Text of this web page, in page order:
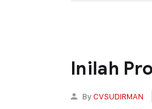
Inilah
ByCVSUDIRMAN